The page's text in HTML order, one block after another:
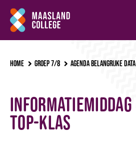
Home Groep 7/8 Agenda belangrijke data
Informatiemiddag
top-klas